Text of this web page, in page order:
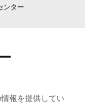
ンター
報を提供してい